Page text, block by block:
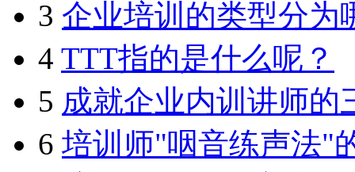
3 企业培训的类型分为
4 TTT指的是什么呢？
5 成就企业内训讲师的
6 培训师"咽音练声法"